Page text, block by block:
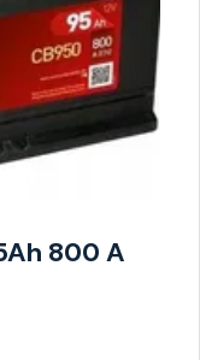
800 A